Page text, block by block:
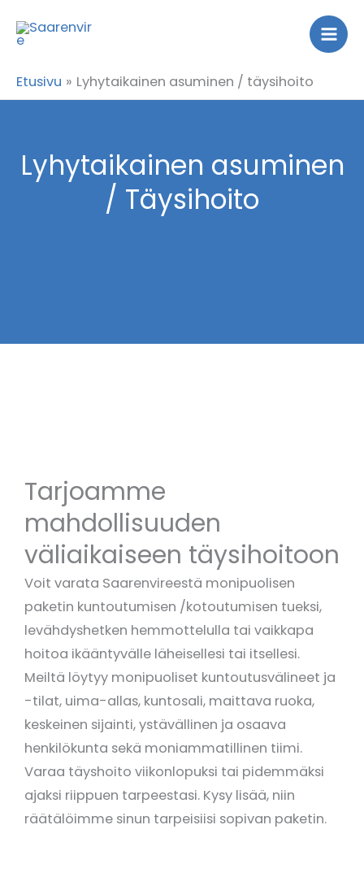
sisältöön
Etusivu Lyhytaikainen asuminen / täysihoito
Lyhytaikainen asuminen
/ Täysihoito
Tarjoamme
mahdollisuuden
väliaikaiseen täysihoitoon
Voit varata Saarenvireestä monipuolisen
paketin kuntoutumisen /kotoutumisen tueksi,
levähdyshetken hemmottelulla tai vaikkapa
hoitoa ikääntyvälle läheisellesi tai itsellesi.
Meiltä löytyy monipuoliset kuntoutusvälineet ja
-tilat, uima-allas, kuntosali, maittava ruoka,
keskeinen sijainti, ystävällinen ja osaava
henkilökunta sekä moniammatillinen tiimi.
Varaa täyshoito viikonlopuksi tai pidemmäksi
ajaksi riippuen tarpeestasi. Kysy lisää, niin
räätälöimme sinun tarpeisiisi sopivan paketin.